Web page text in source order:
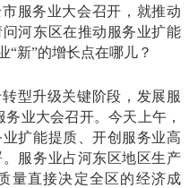
服务业大会召开，就推动
河东区在推动服务业扩能
“新”的增长点在哪儿？
型升级关键阶段，发展服
业大会召开。今天上午，
扩能提质、开创服务业高
服务业占河东区地区生产
量直接决定全区的经济成